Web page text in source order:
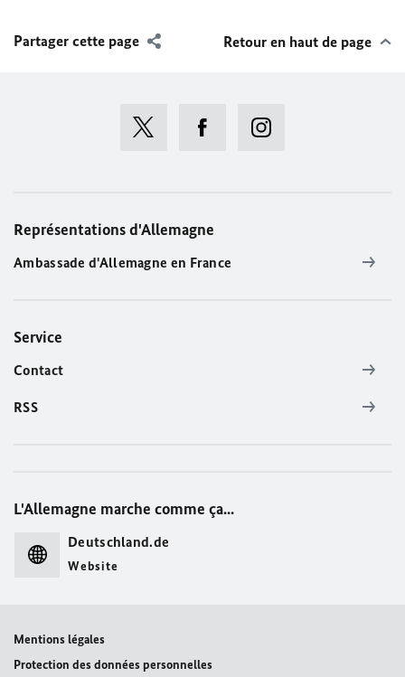
Partager cette page Retour en haut de page
Représentations d'Allemagne
Ambassade d'Allemagne en France
Service
Contact
RSS
L'Allemagne marche comme ça...
Deutschland.de
Website
Mentions légales
Protection des données personnelles